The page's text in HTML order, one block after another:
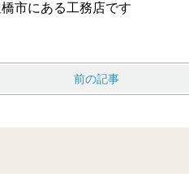
市にある工務店です
前の記事